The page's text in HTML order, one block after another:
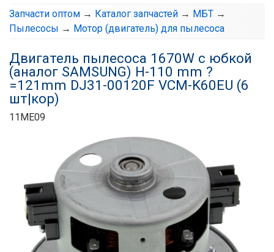
Запчасти оптом → Каталог запчастей → МБТ →
Пылесосы → Мотор (двигатель) для пылесоса
Двигатель пылесоса 1670W c юбкой
(аналог SAMSUNG) H-110 mm ?
=121mm DJ31-00120F VCM-K60EU (6
шт|кор)
11ME09